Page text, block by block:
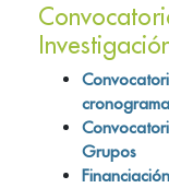
cronograma
Grupos